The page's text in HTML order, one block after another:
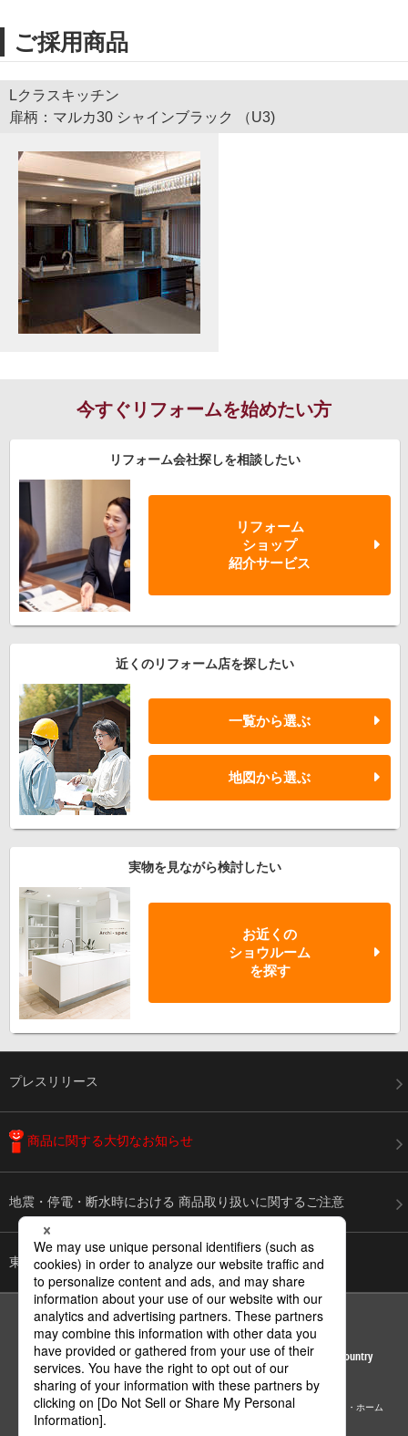
ご採用商品
Lクラスキッチン
扉柄：マルカ30 シャインブラック （U3)
今すぐリフォームを始めたい方
リフォーム会社探しを相談したい
リフォーム
ショップ
紹介サービス
近くのリフォーム店を探したい
一覧から選ぶ
地図から選ぶ
実物を見ながら検討したい
お近くの
ショウルーム
を探す
プレスリリース
商品に関する大切なお知らせ
地震・停電・断水時における 商品取り扱いに関するご注意
東日本大震災からの復興を心よりお祈り申し上げます
ページの先頭へ
Area / Country
© Panasonic Corporation
サイトマップ
サイトのご利用にあたって 個人情報保護方針 パナソニック・ホーム